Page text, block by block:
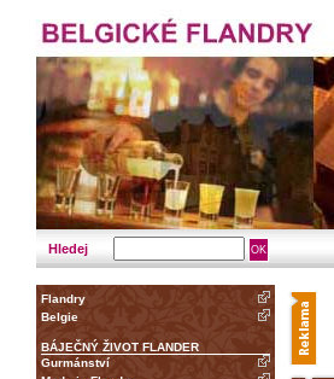
Hledej
Flandry
Belgie
BÁJEČNÝ ŽIVOT FLANDER
Gurmánství